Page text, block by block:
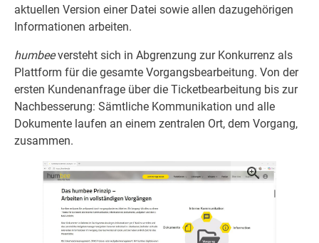
aktuellen Version einer Datei sowie allen dazugehörigen
Informationen arbeiten.
humbeeversteht sich in Abgrenzung zur Konkurrenz als
Plattform für die gesamte Vorgangsbearbeitung. Von der
ersten Kundenanfrage über die Ticketbearbeitung bis zur
Nachbesserung: Sämtliche Kommunikation und alle
Dokumente laufen an einem zentralen Ort, dem Vorgang,
zusammen.